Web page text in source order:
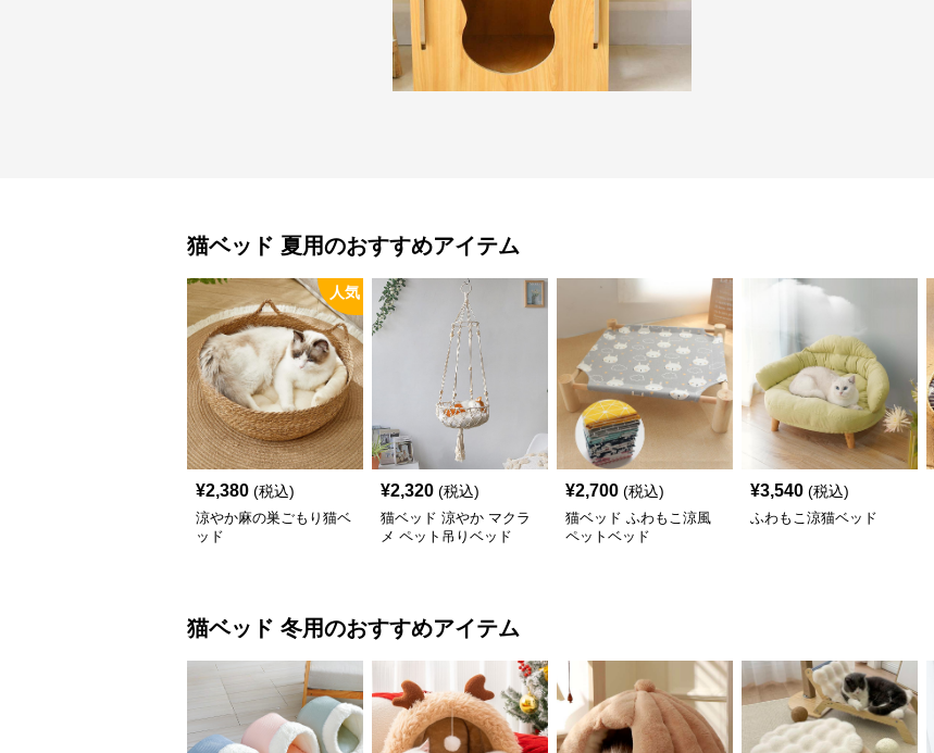
猫ベッド 夏用のおすすめアイテム
人気
¥2,380 (税込)
涼やか麻の巣ごもり猫ベ
ッド
¥2,320 (税込)
猫ベッド 涼やか マクラ
メ ペット吊りベッド
¥2,700 (税込)
猫ベッド ふわもこ涼風
ペットベッド
¥3,540 (税込)
ふわもこ涼猫ベッド
猫ベッド 冬用のおすすめアイテム